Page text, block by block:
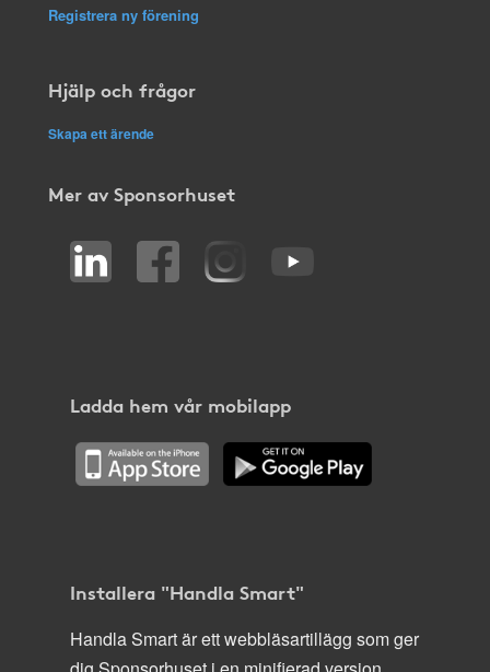
Registrera ny förening
Hjälp och frågor
Skapa ett ärende
Mer av Sponsorhuset
Ladda hem vår mobilapp
Installera "Handla Smart"
Handla Smart är ett webbläsartillägg som ger